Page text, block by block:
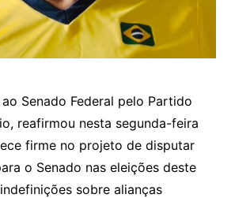
Senado Federal pelo Partido
reafirmou nesta segunda-feira
firme no projeto de disputar
o Senado nas eleições deste
sobre alianças